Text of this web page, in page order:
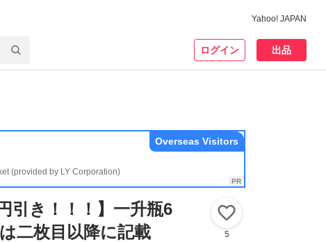
Yahoo! JAPAN
ログイン 出品
(provided by LY Corporation)
Overseas Visitors
引き！！！】一升瓶6
二枚目以降に記載
5